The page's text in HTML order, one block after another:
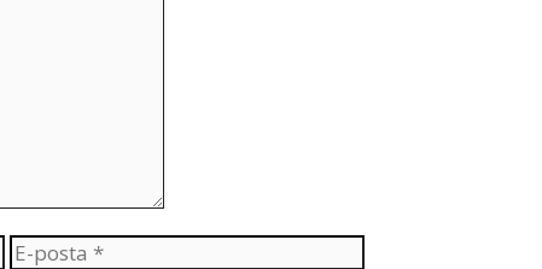
E-